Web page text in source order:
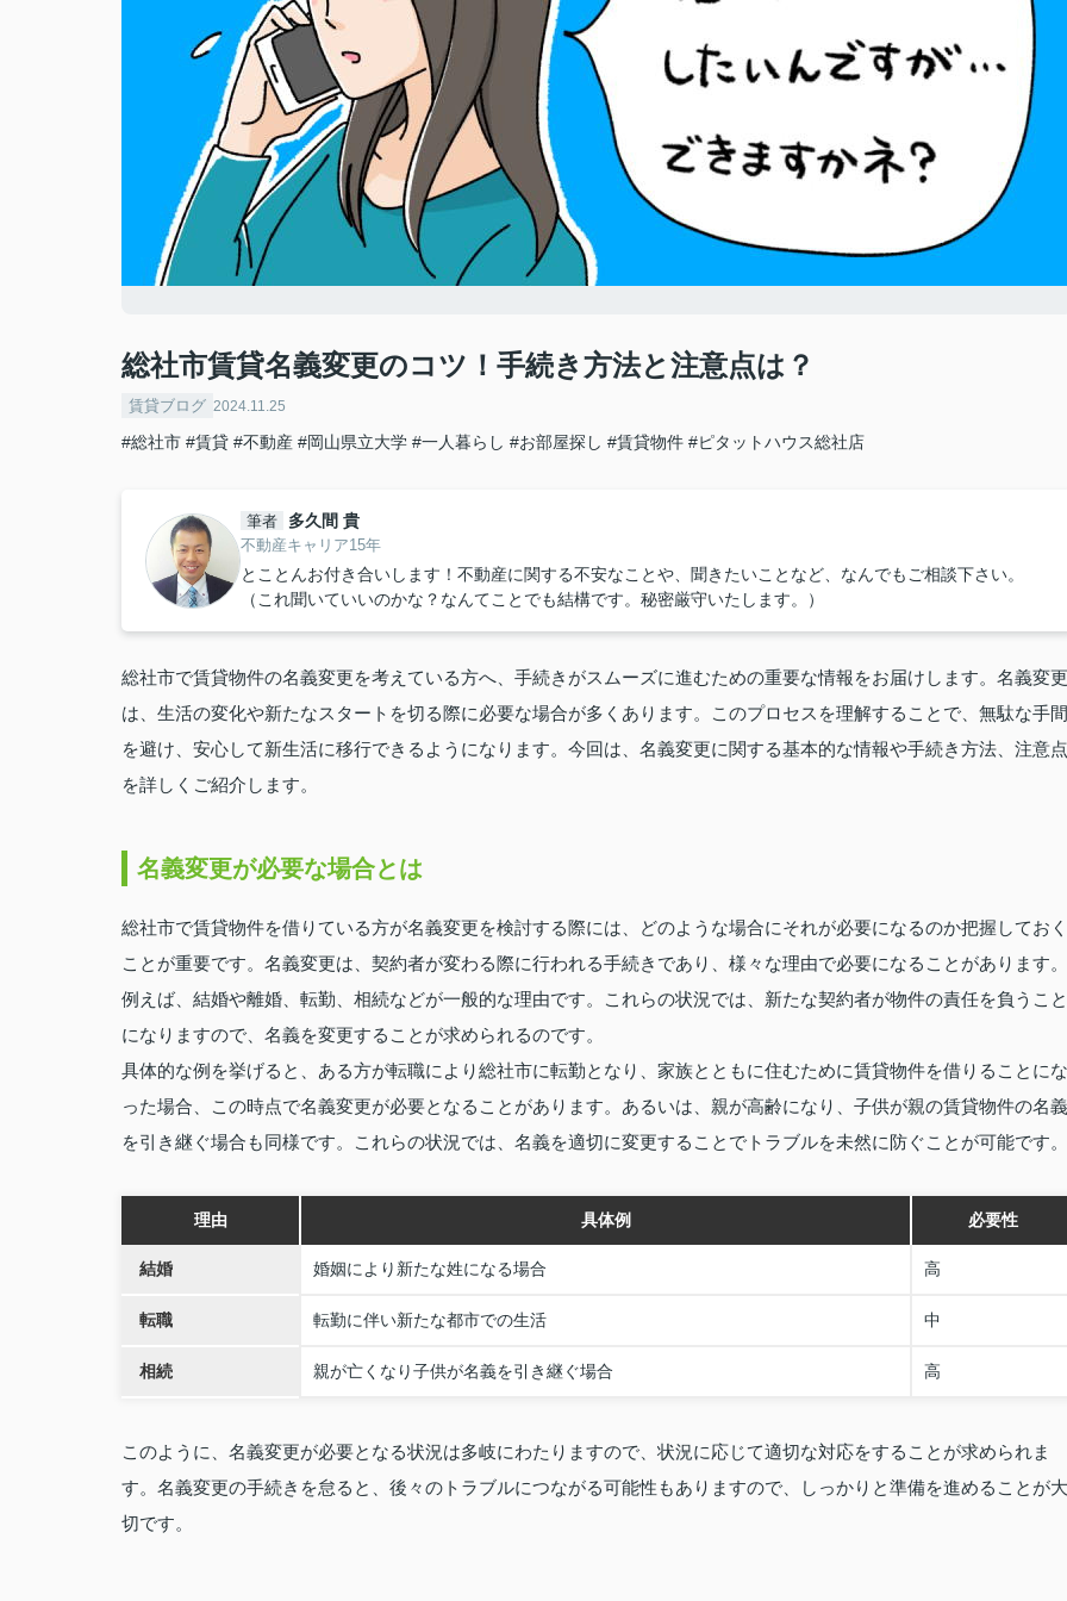
総社市賃貸名義変更のコツ！手続き方法と注意点は？
賃貸ブログ 2024.11.25
#総社市 #賃貸 #不動産 #岡山県立大学 #一人暮らし #お部屋探し #賃貸物件 #ピタットハウス総社店
筆者 多久間 貴
不動産キャリア15年
とことんお付き合いします！不動産に関する不安なことや、聞きたいことなど、なんでもご相談下さい。
（これ聞いていいのかな？なんてことでも結構です。秘密厳守いたします。）
総社市で賃貸物件の名義変更を考えている方へ、手続きがスムーズに進むための重要な情報をお届けします。名義変更
は、生活の変化や新たなスタートを切る際に必要な場合が多くあります。このプロセスを理解することで、無駄な手間
を避け、安心して新生活に移行できるようになります。今回は、名義変更に関する基本的な情報や手続き方法、注意点
を詳しくご紹介します。
名義変更が必要な場合とは
総社市で賃貸物件を借りている方が名義変更を検討する際には、どのような場合にそれが必要になるのか把握しておく
ことが重要です。名義変更は、契約者が変わる際に行われる手続きであり、様々な理由で必要になることがあります。
例えば、結婚や離婚、転勤、相続などが一般的な理由です。これらの状況では、新たな契約者が物件の責任を負うこと
になりますので、名義を変更することが求められるのです。
具体的な例を挙げると、ある方が転職により総社市に転勤となり、家族とともに住むために賃貸物件を借りることにな
った場合、この時点で名義変更が必要となることがあります。あるいは、親が高齢になり、子供が親の賃貸物件の名義
を引き継ぐ場合も同様です。これらの状況では、名義を適切に変更することでトラブルを未然に防ぐことが可能です。
理由 具体例 必要性
結婚 婚姻により新たな姓になる場合 高
転職 転勤に伴い新たな都市での生活 中
相続 親が亡くなり子供が名義を引き継ぐ場合 高
このように、名義変更が必要となる状況は多岐にわたりますので、状況に応じて適切な対応をすることが求められま
す。名義変更の手続きを怠ると、後々のトラブルにつながる可能性もありますので、しっかりと準備を進めることが大
切です。